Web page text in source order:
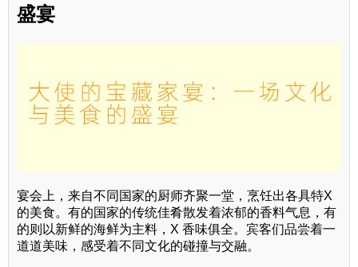
盛宴
宴会上，来自不同国家的厨师齐聚一堂，烹饪出各具特X
的美食。有的国家的传统佳肴散发着浓郁的香料气息，有
的则以新鲜的海鲜为主料，X 香味俱全。宾客们品尝着一
道道美味，感受着不同文化的碰撞与交融。